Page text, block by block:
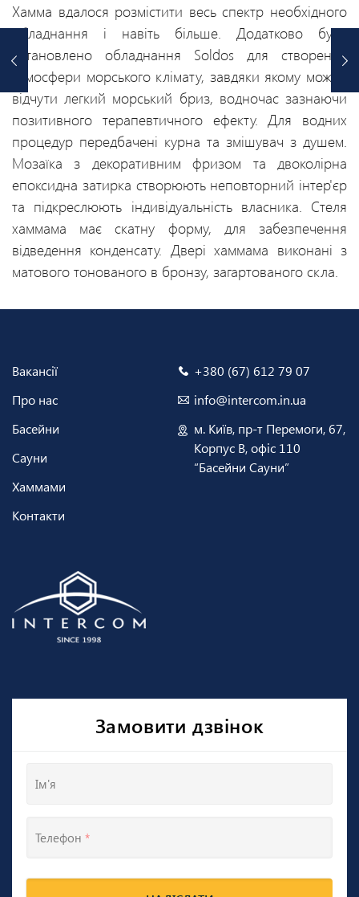
Хамма вдалося розмістити весь спектр необхідного
обладнання і навіть більше. Додатково було
встановлено обладнання Soldos для створення
атмосфери морського клімату, завдяки якому можна
відчути легкий морський бриз, водночас зазнаючи
позитивного терапевтичного ефекту. Для водних
процедур передбачені курна та змішувач з душем.
Мозаїка з декоративним фризом та двоколірна
епоксидна затирка створюють неповторний інтер'єр
та підкреслюють індивідуальність власника. Стеля
хаммама має скатну форму, для забезпечення
відведення конденсату. Двері хаммама виконані з
матового тонованого в бронзу, загартованого скла.
Вакансії
Про нас
Басейни
Сауни
Хаммами
Контакти
+380 (67) 612 79 07
info@intercom.in.ua
м. Київ, пр-т Перемоги, 67,
Корпус В, офіс 110
“Басейни Сауни”
Замовити дзвінок
Ім'я
Телефон *